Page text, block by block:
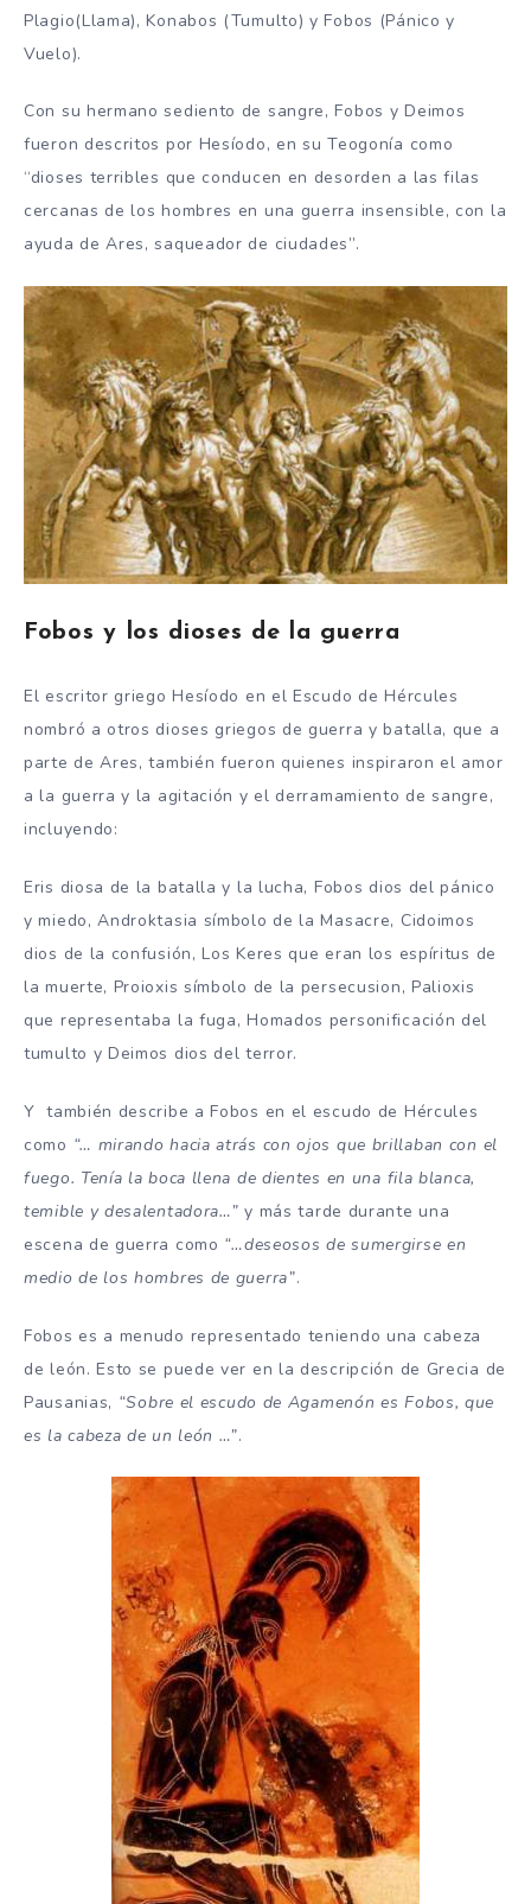
Plagio(Llama), Konabos (Tumulto) y Fobos (Pánico y
Vuelo).
Con su hermano sediento de sangre, Fobos y Deimos
fueron descritos por Hesíodo, en su Teogonía como
“dioses terribles que conducen en desorden a las filas
cercanas de los hombres en una guerra insensible, con la
ayuda de Ares, saqueador de ciudades”.
Fobos y los dioses de la guerra
El escritor griego Hesíodo en el Escudo de Hércules
nombró a otros dioses griegos de guerra y batalla, que a
parte de Ares, también fueron quienes inspiraron el amor
a la guerra y la agitación y el derramamiento de sangre,
incluyendo:
Eris diosa de la batalla y la lucha, Fobos dios del pánico
y miedo, Androktasia símbolo de la Masacre, Cidoimos
dios de la confusión, Los Keres que eran los espíritus de
la muerte, Proioxis símbolo de la persecusion, Palioxis
que representaba la fuga, Homados personificación del
tumulto y Deimos dios del terror.
Y también describe a Fobos en el escudo de Hércules
como “… mirando hacia atrás con ojos que brillaban con el
fuego. Tenía la boca llena de dientes en una fila blanca,
temible y desalentadora…” y más tarde durante una
escena de guerra como “…deseosos de sumergirse en
medio de los hombres de guerra”.
Fobos es a menudo representado teniendo una cabeza
de león. Esto se puede ver en la descripción de Grecia de
Pausanias, “Sobre el escudo de Agamenón es Fobos, que
es la cabeza de un león …”.